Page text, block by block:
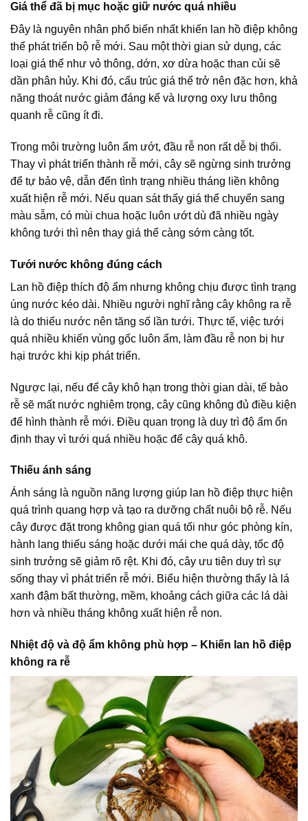
Giá thể đã bị mục hoặc giữ nước quá nhiều
Đây là nguyên nhân phổ biến nhất khiến lan hồ điệp không
thể phát triển bộ rễ mới. Sau một thời gian sử dụng, các
loại giá thể như vỏ thông, dớn, xơ dừa hoặc than củi sẽ
dần phân hủy. Khi đó, cấu trúc giá thể trở nên đặc hơn, khả
năng thoát nước giảm đáng kể và lượng oxy lưu thông
quanh rễ cũng ít đi.
Trong môi trường luôn ẩm ướt, đầu rễ non rất dễ bị thối.
Thay vì phát triển thành rễ mới, cây sẽ ngừng sinh trưởng
để tự bảo vệ, dẫn đến tình trạng nhiều tháng liền không
xuất hiện rễ mới. Nếu quan sát thấy giá thể chuyển sang
màu sẫm, có mùi chua hoặc luôn ướt dù đã nhiều ngày
không tưới thì nên thay giá thể càng sớm càng tốt.
Tưới nước không đúng cách
Lan hồ điệp thích độ ẩm nhưng không chịu được tình trạng
úng nước kéo dài. Nhiều người nghĩ rằng cây không ra rễ
là do thiếu nước nên tăng số lần tưới. Thực tế, việc tưới
quá nhiều khiến vùng gốc luôn ẩm, làm đầu rễ non bị hư
hại trước khi kịp phát triển.
Ngược lại, nếu để cây khô hạn trong thời gian dài, tế bào
rễ sẽ mất nước nghiêm trọng, cây cũng không đủ điều kiện
để hình thành rễ mới. Điều quan trọng là duy trì độ ẩm ổn
định thay vì tưới quá nhiều hoặc để cây quá khô.
Thiếu ánh sáng
Ánh sáng là nguồn năng lượng giúp lan hồ điệp thực hiện
quá trình quang hợp và tạo ra dưỡng chất nuôi bộ rễ. Nếu
cây được đặt trong không gian quá tối như góc phòng kín,
hành lang thiếu sáng hoặc dưới mái che quá dày, tốc độ
sinh trưởng sẽ giảm rõ rệt. Khi đó, cây ưu tiên duy trì sự
sống thay vì phát triển rễ mới. Biểu hiện thường thấy là lá
xanh đậm bất thường, mềm, khoảng cách giữa các lá dài
hơn và nhiều tháng không xuất hiện rễ non.
Nhiệt độ và độ ẩm không phù hợp – Khiến lan hồ điệp
không ra rễ